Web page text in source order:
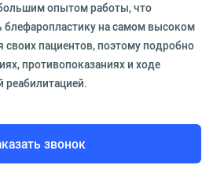
опытом работы, что
блефаропластику на самом высоком
пациентов, поэтому подробно
противопоказаниях и ходе
звонок